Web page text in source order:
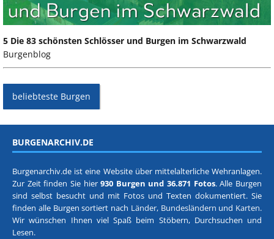
5 Die 83 schönsten Schlösser und Burgen im Schwarzwald
Burgenblog
beliebteste Burgen
BURGENARCHIV.DE
Burgenarchiv.de ist eine Website über mittelalterliche Wehranlagen.
Zur Zeit finden Sie hier930 Burgen und 36.871 Fotos. Alle Burgen
sind selbst besucht und mit Fotos und Texten dokumentiert. Sie
finden alle Burgen sortiert nach Länder, Bundesländern und Karten.
Wir wünschen Ihnen viel Spaß beim Stöbern, Durchsuchen und
Lesen.